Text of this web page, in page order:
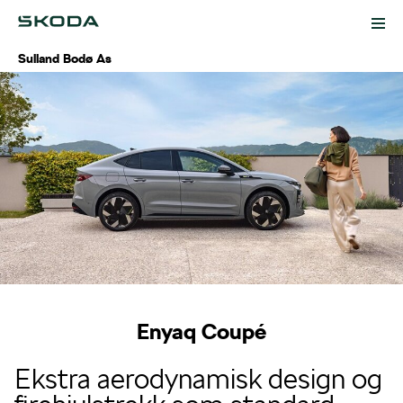
Sulland Bodø As
Biler
Modeller
Lagerbiler
Bruktbil
Biltilbehør
Kampanjer
Verkstedtjenester
Bestill verkstedtime
EU-kontroll
Kontakt
Om oss
Enyaq Coupé
Ekstra aerodynamisk design og